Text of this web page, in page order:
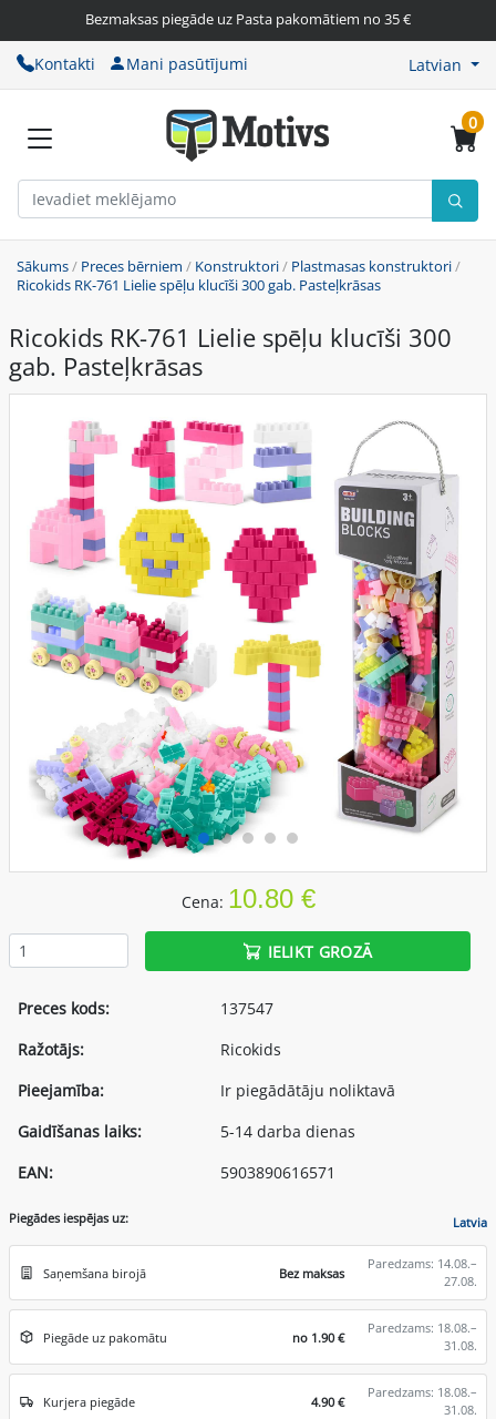
Bezmaksas piegāde uz Pasta pakomātiem no 35 €
Kontakti Mani pasūtījumi Latvian
0
Sākums/ Preces bērniem / Konstruktori/ Plastmasas konstruktori/
Ricokids RK-761 Lielie spēļu klucīši 300 gab. Pasteļkrāsas
Ricokids RK-761 Lielie spēļu klucīši 300
gab. Pasteļkrāsas
Cena: 10.80 €
IELIKT GROZĀ
Preces kods:
137547
Ražotājs:
Ricokids
Pieejamība:
Ir piegādātāju noliktavā
Gaidīšanas laiks:
5-14 darba dienas
EAN:
5903890616571
Piegādes iespējas uz: Latvia
Saņemšana birojā Bez maksas
Paredzams: 14.08.–
27.08.
Piegāde uz pakomātu no 1.90 €
Paredzams: 18.08.–
31.08.
Kurjera piegāde 4.90 €
Paredzams: 18.08.–
31.08.